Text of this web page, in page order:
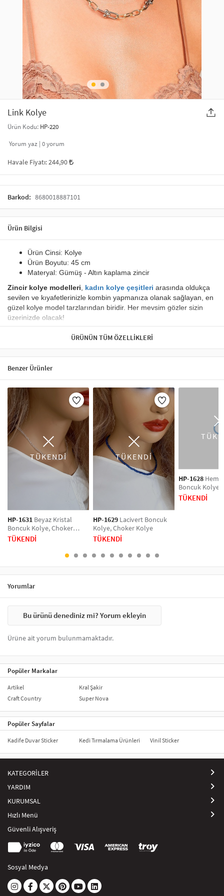
SAÇ AKSESUARLARI
GELİN / DÜĞÜN AKSESUARLARI
TELEFON ASKISI
MAKYAJ ÇANTASI
ŞAL VE FULAR
PARTİ SÜSLERİ
YILBAŞI ÜRÜNLERİ
KULLAN AT TABAK BARDAK SETİ
Link Kolye
Ürün Kodu: HP-220
Yorum yaz | 0yorum
Havale Fiyatı:244,90
Barkod: 8680018887101
Ürün Bilgisi
Ürün Cinsi: Kolye
Ürün Boyutu: 45 cm
Materyal: Gümüş - Altın kaplama zincir
Zincir kolye modelleri, kadın kolye çeşitleri arasında oldukça
sevilen ve kıyafetlerinizle kombin yapmanıza olanak sağlayan, en
güzel kolye model tarzlarından biridir. Her mevsim gözler sizin
üzerinizde olacak!
Kalın Zincirli Top Uçlu Kolye
tasarımı, iç içe kalın gümüş kaplama
top uçlu zincirden oluşan,oldukça zevkli bir kolye modelidir.
Zevkle tasarlanan bu kolyeyi,mutlulukla ve güvenle
taşıyacaksınız.
Uzun ömürlü kullanım için krem,parfüm,su gibi maddelere temas
edilmemesi ön
Kolye, takı dünyasında stilinizi en iyi şekilde yansıtan aksesuarlardan
biridir. Artikeldeko’nun kolye koleksiyonu, şıklığı ve zarafeti bir araya
getirir. Choker kolyeler, modern bir görünüm için mükemmel bir tercih
olurken, zincir kolyeler günlük kombinlerinizi tamamlar. Ayrıca taşlı
kolyeler, özel günlerde şıklığınızı artıracak bir seçenek sunar. Kolye
modelleri, her tarza hitap eden farklı tasarımlar ile dikkat çeker. Altın,
gümüş ve renkli seçeneklerle zenginleştirilmiş kolyeler, her anınızı
şıklıkla tamamlar. Tarzınızı vurgulamak için hemen koleksiyonumuzu
ÜRÜNÜN TÜM ÖZELLIKLERI
Benzer Ürünler
TÜKENDİ
HP-1631 Beyaz Kristal
Boncuk Kolye, Choker
Kolye
TÜKENDİ
TÜKENDİ
HP-1629 Lacivert Boncuk
Kolye, Choker Kolye
TÜKENDİ
HP-1628
Boncuk Kolye,
Kolye
TÜKENDİ
Yorumlar
Bu ürünü denediniz mi? Yorum ekleyin
Ürüne ait yorum bulunmamaktadır.
Popüler Markalar
Artikel
Craft Country
Kral Şakir
Super Nova
Popüler Sayfalar
Kadife Duvar Sticker Kedi Tırmalama Ürünleri Vinil Sticker
KATEGORİLER
YARDIM
KURUMSAL
Hızlı Menü
Güvenli Alışveriş
Sosyal Medya